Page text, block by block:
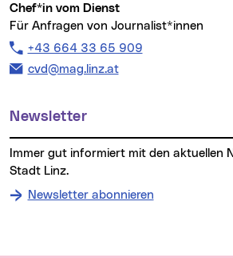
Chef*in vom Dienst
Für Anfragen von Journalist*innen
Telefon:
+43 664 33 65 909
E-Mail Adresse:
cvd@mag.linz.at
Newsletter
Stadt Linz.
Newsletter abonnieren